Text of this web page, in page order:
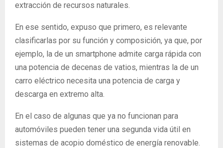
extracción de recursos naturales.
En ese sentido, expuso que primero, es relevante
clasificarlas por su función y composición, ya que, por
ejemplo, la de un smartphone admite carga rápida con
una potencia de decenas de vatios, mientras la de un
carro eléctrico necesita una potencia de carga y
descarga en extremo alta.
En el caso de algunas que ya no funcionan para
automóviles pueden tener una segunda vida útil en
sistemas de acopio doméstico de energía renovable.